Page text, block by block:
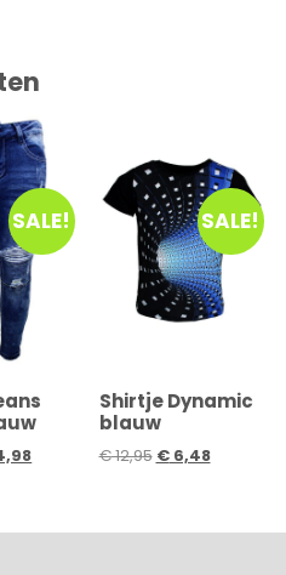
SALE! SALE!
Shirtje Dynamic
blauw
€12,95 €6,48